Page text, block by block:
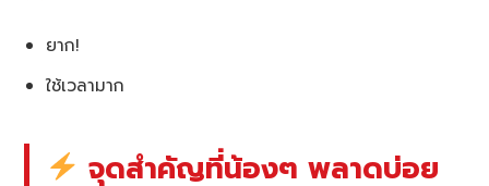
ยาก!
ใช้เวลามาก
จุดสำคัญที่น้องๆ พลาดบ่อย